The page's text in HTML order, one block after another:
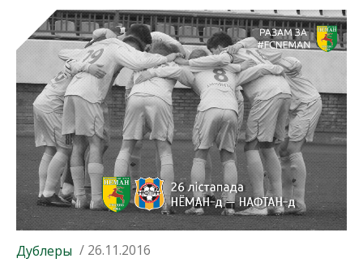
Дублеры / 26.11.2016